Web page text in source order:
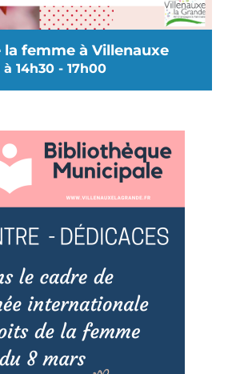
la femme à Villenauxe
14h30 - 17h00